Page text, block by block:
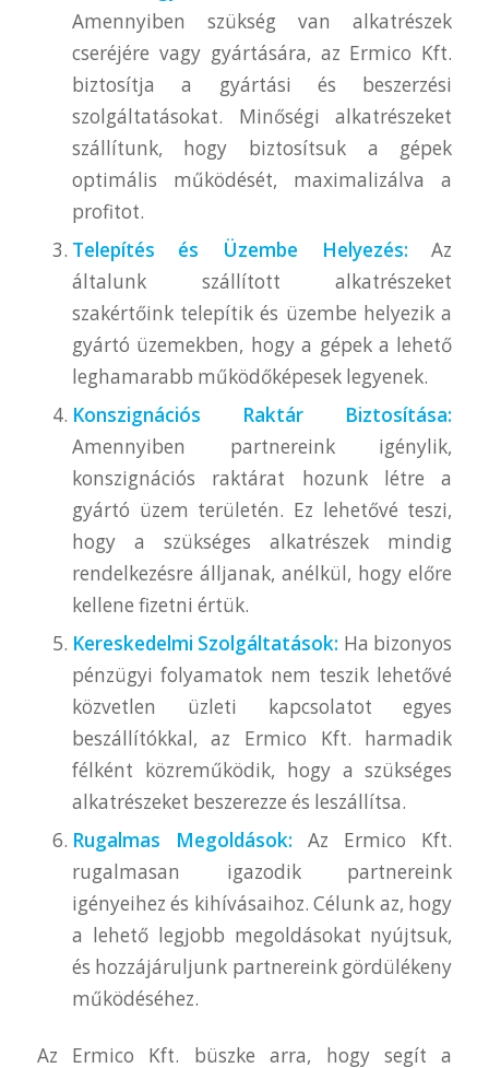
Amennyiben szükség van alkatrészek
cseréjére vagy gyártására, az Ermico Kft.
biztosítja a gyártási és beszerzési
szolgáltatásokat. Minőségi alkatrészeket
szállítunk, hogy biztosítsuk a gépek
optimális működését, maximalizálva a
profitot.
Telepítés és Üzembe Helyezés: Az
általunk szállított alkatrészeket
szakértőink telepítik és üzembe helyezik a
gyártó üzemekben, hogy a gépek a lehető
leghamarabb működőképesek legyenek.
Konszignációs Raktár Biztosítása:
Amennyiben partnereink igénylik,
konszignációs raktárat hozunk létre a
gyártó üzem területén. Ez lehetővé teszi,
hogy a szükséges alkatrészek mindig
rendelkezésre álljanak, anélkül, hogy előre
kellene fizetni értük.
Kereskedelmi Szolgáltatások: Ha bizonyos
pénzügyi folyamatok nem teszik lehetővé
közvetlen üzleti kapcsolatot egyes
beszállítókkal, az Ermico Kft. harmadik
félként közreműködik, hogy a szükséges
alkatrészeket beszerezze és leszállítsa.
Rugalmas Megoldások: Az Ermico Kft.
rugalmasan igazodik partnereink
igényeihez és kihívásaihoz. Célunk az, hogy
a lehető legjobb megoldásokat nyújtsuk,
és hozzájáruljunk partnereink gördülékeny
működéséhez.
Az Ermico Kft. büszke arra, hogy segít a